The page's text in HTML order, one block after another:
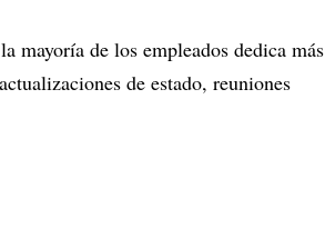
mayoría de los empleados dedica más
de estado, reuniones